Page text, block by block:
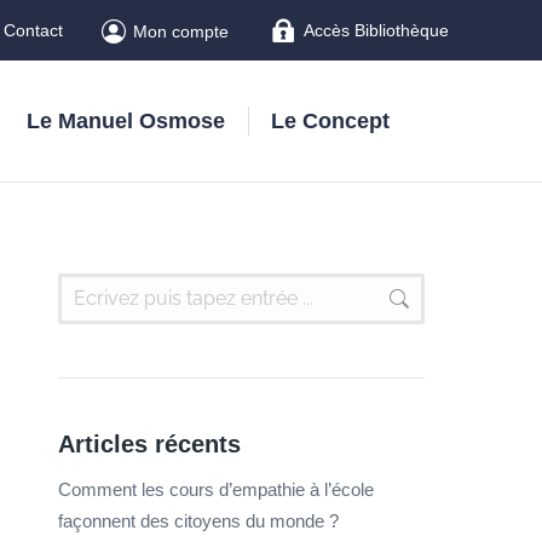
Contact Mon compte Accès Bibliothèque
Le Manuel Osmose Le Concept
Articles récents
Comment les cours d’empathie à l’école
façonnent des citoyens du monde ?